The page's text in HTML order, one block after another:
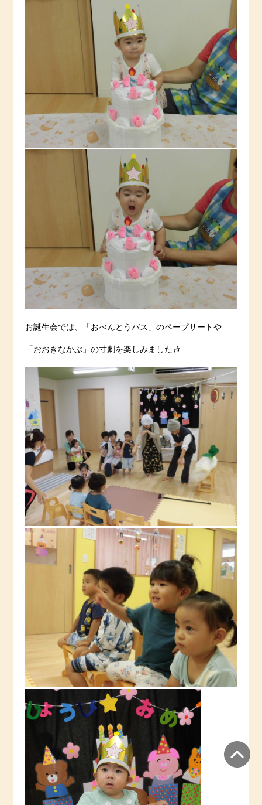
お誕生会では、「おべんとうバス」のペープサートや
「おおきなかぶ」の寸劇を楽しみました🎶